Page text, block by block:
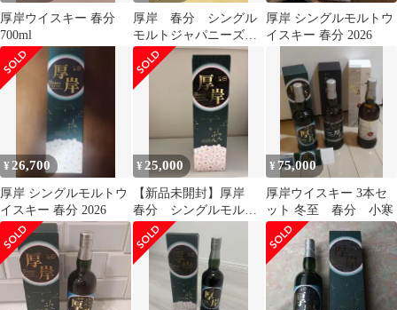
厚岸ウイスキー 春分
700ml
厚岸 春分 シングル
モルトジャパニーズウ
イスキー 700ml
厚岸 シングルモルトウ
イスキー 春分 2026
¥ 26,700
厚岸 シングルモルトウ
イスキー 春分 2026
¥ 25,000
【新品未開封】厚岸
春分 シングルモル
ト ジャパニーズウイ
スキー 2026
¥ 75,000
厚岸ウイスキー 3本セ
ット 冬至 春分 小寒